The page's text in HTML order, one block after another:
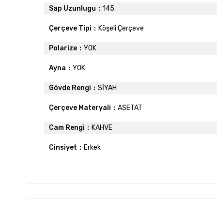
Sap Uzunlugu 145
Çerçeve Tipi Köşeli Çerçeve
Polarize YOK
Ayna YOK
Gövde Rengi SİYAH
Çerçeve Materyali ASETAT
Cam Rengi KAHVE
Cinsiyet Erkek